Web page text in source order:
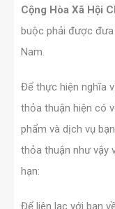
Cộng Hòa Xã Hội
buộc phải được
Nam.
Để thực hiện nghĩa
thỏa thuận hiện có
phẩm và dịch vụ
thỏa thuận như vậy
hạn:
Để liên lạc với bạn